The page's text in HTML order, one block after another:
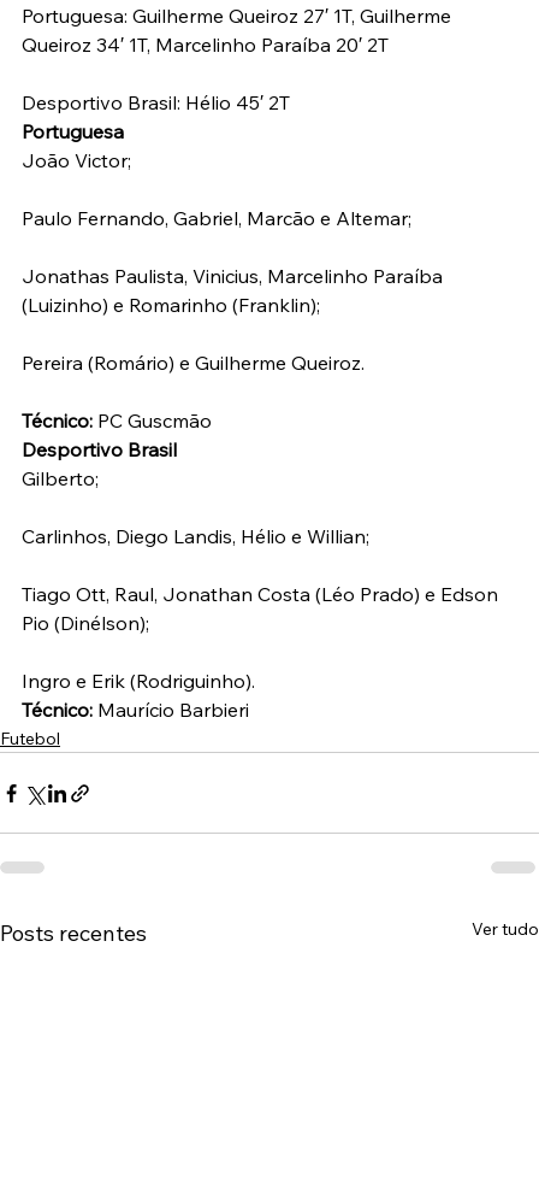
Portuguesa: Guilherme Queiroz 27′ 1T, Guilherme
Queiroz 34′ 1T, Marcelinho Paraíba 20′ 2T
Desportivo Brasil: Hélio 45′ 2T
Portuguesa
João Victor;
Paulo Fernando, Gabriel, Marcão e Altemar;
Jonathas Paulista, Vinicius, Marcelinho Paraíba
(Luizinho) e Romarinho (Franklin);
Pereira (Romário) e Guilherme Queiroz.
Técnico: PC Guscmão
Desportivo Brasil
Gilberto;
Carlinhos, Diego Landis, Hélio e Willian;
Tiago Ott, Raul, Jonathan Costa (Léo Prado) e Edson
Pio (Dinélson);
Ingro e Erik (Rodriguinho).
Técnico: Maurício Barbieri
Futebol
Posts recentes Ver tudo